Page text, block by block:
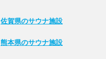
佐賀県のサウナ施設
熊本県のサウナ施設